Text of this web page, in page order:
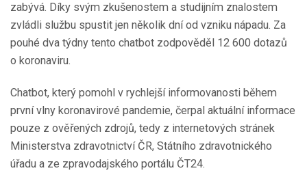
zabývá. Díky svým zkušenostem a studijním znalostem
zvládli službu spustit jen několik dní od vzniku nápadu. Za
pouhé dva týdny tento chatbot zodpověděl 12 600 dotazů
o koronaviru.
Chatbot, který pomohl v rychlejší informovanosti během
první vlny koronavirové pandemie, čerpal aktuální informace
pouze z ověřených zdrojů, tedy z internetových stránek
Ministerstva zdravotnictví ČR, Státního zdravotnického
úřadu a ze zpravodajského portálu ČT24.